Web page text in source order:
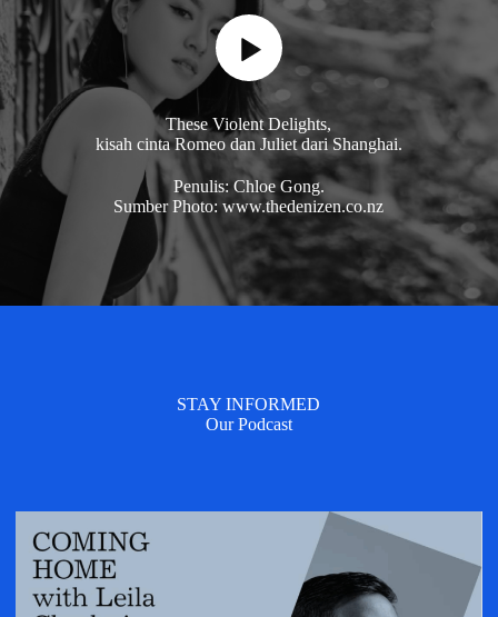
These Violent Delights,
kisah cinta Romeo dan Juliet dari Shanghai.
Penulis: Chloe Gong.
Sumber Photo: www.thedenizen.co.nz
STAY INFORMED
Our Podcast